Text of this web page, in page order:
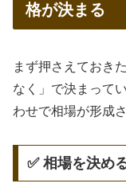
格が決まる
まず押さえておき
なく」で決まって
わせで相場が形成
✅ 相場を決め